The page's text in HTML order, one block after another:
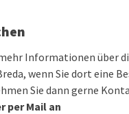
Informationen über
wenn Sie dort eine
Sie dann gerne
per Mail an